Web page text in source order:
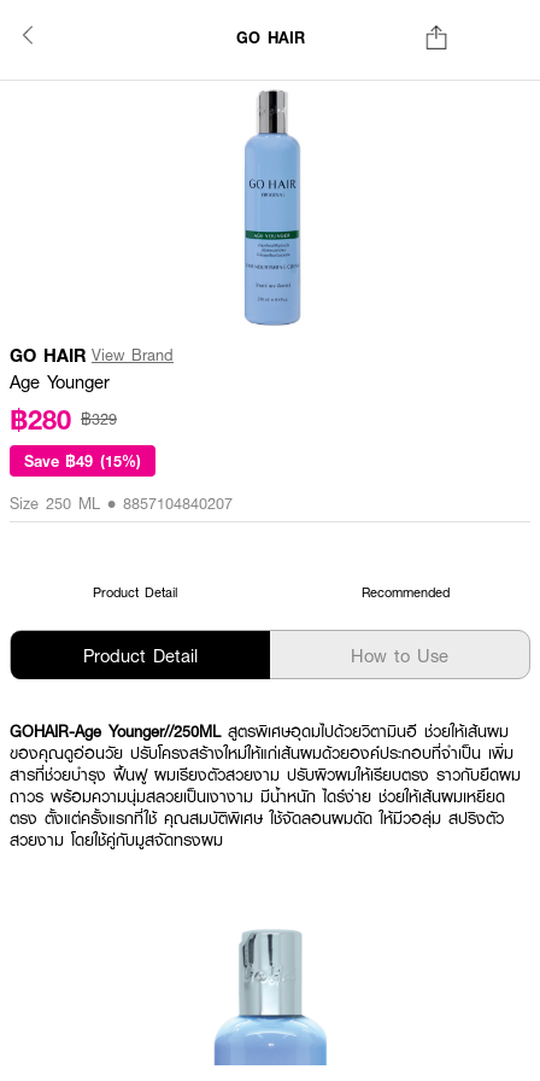
GO HAIR
GO HAIR View Brand
Age Younger
฿280 ฿329
Save ฿49 (15%)
Size 250 ML • 8857104840207
Product Detail Recommended
Product Detail How to Use
GOHAIR-Age Younger//250ML สูตรพิเศษอุดมไปด้วยวิตามินอี ช่วยให้เส้นผม
ของคุณดูอ่อนวัย ปรับโครงสร้างใหม่ให้แก่เส้นผมด้วยองค์ประกอบที่จำเป็น เพิ่ม
สารที่ช่วยบำรุง ฟื้นฟู ผมเรียงตัวสวยงาม ปรับผิวผมให้เรียบตรง ราวกับยืดผม
ถาวร พร้อมความนุ่มสลวยเป็นเงางาม มีน้ำหนัก ไดร์ง่าย ช่วยให้เส้นผมเหยียด
ตรง ตั้งแต่ครั้งแรกที่ใช้ คุณสมบัติพิเศษ ใช้จัดลอนผมดัด ให้มีวอลุ่ม สปริงตัว
สวยงาม โดยใช้คู่กับมูสจัดทรงผม